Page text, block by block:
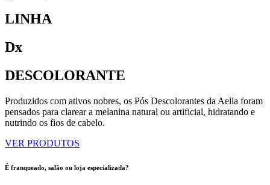
LINHA
Dx
DESCOLORANTE
Produzidos com ativos nobres, os Pós Descolorantes da Aella foram
pensados para clarear a melanina natural ou artificial, hidratando e
nutrindo os fios de cabelo.
VER PRODUTOS
É franqueado, salão ou loja especializada?